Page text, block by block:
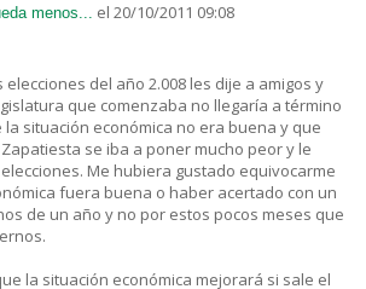
menos... el 20/10/2011 09:08
del año 2.008 les dije a amigos y
que comenzaba no llegaría a término
la situación económica no era buena y que
se iba a poner mucho peor y le
Me hubiera gustado equivocarme
fuera buena o haber acertado con un
de un año y no por estos pocos meses que
la situación económica mejorará si sale el